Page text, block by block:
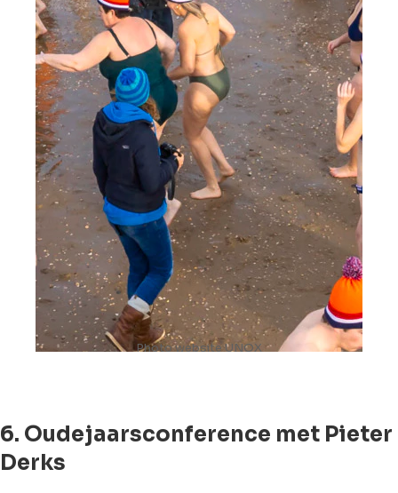
Photo website UNOX
6. Oudejaarsconference met Pieter
Derks